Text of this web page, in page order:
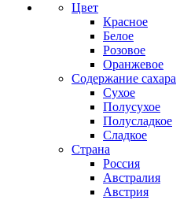
Цвет
Красное
Белое
Розовое
Оранжевое
Содержание сахара
Сухое
Полусухое
Полусладкое
Сладкое
Страна
Россия
Австралия
Австрия